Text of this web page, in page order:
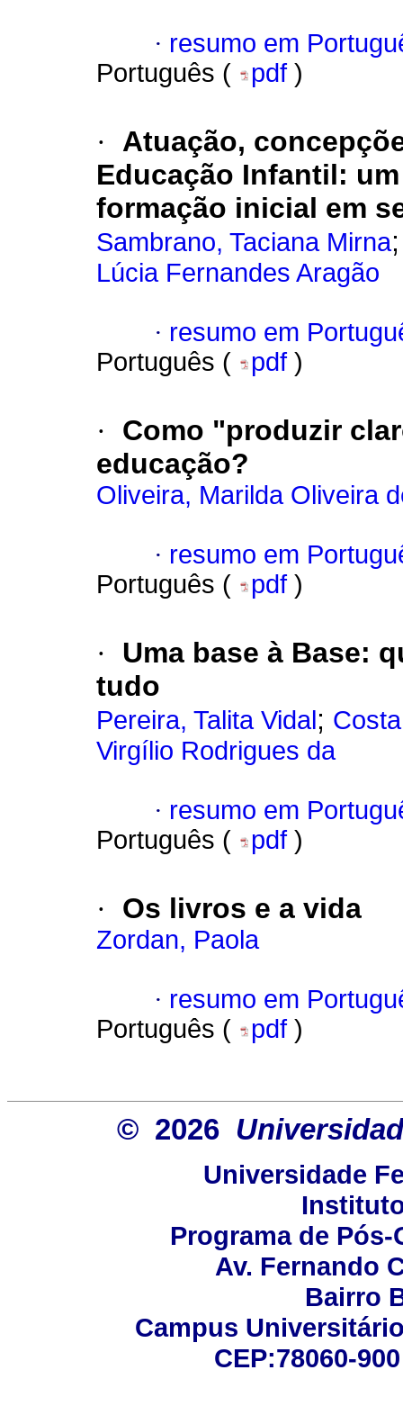
· resumo em
Português (
pdf )
·
Atuação,
Educação Infantil:
formação inicial em
Sambrano, Taciana Mirna
Lúcia Fernandes Aragão
· resumo em
Português (
pdf )
·
Como "produzir
educação?
Oliveira, Marilda Oliveira
· resumo em
Português (
pdf )
·
Uma base à Base:
tudo
Pereira, Talita Vidal ;
Virgílio Rodrigues da
· resumo em
Português (
pdf )
· Os livros e a vida
Zordan, Paola
· resumo em
Português (
pdf )
© 2026
Universidade
Programa de
Av. Fernando
Bairro
Campus
CEP:78060-